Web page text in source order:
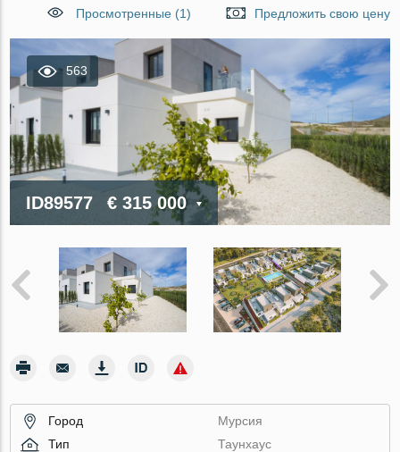
Просмотренные (1)
Предложить свою цену
563
ID89577 € 315 000
Город
Мурсия
Тип
Таунхаус